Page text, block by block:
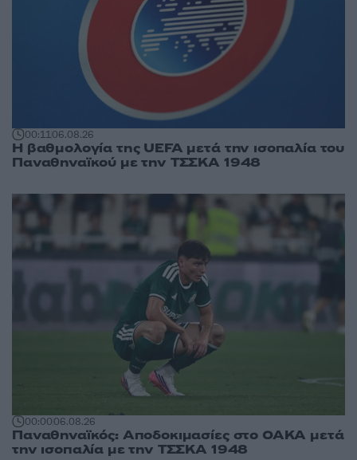
00:1106.08.26
Η βαθμολογία της UEFA μετά την ισοπαλία του
Παναθηναϊκού με την ΤΣΣΚΑ 1948
00:0006.08.26
Παναθηναϊκός: Αποδοκιμασίες στο ΟΑΚΑ μετά
την ισοπαλία με την ΤΣΣΚΑ 1948